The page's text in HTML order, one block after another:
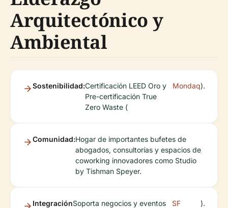
Arquitectónico y
Ambiental
Sostenibilidad:Certificación LEED Oro y
Pre-certificación True
Zero Waste (
Mondaq).
Comunidad:Hogar de importantes bufetes de
abogados, consultorías y espacios de
coworking innovadores como Studio
by Tishman Speyer.
IntegraciónSoporta negocios y eventos
SF
).